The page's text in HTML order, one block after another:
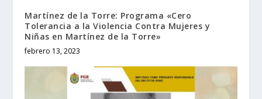
Martínez de la Torre: Programa «Cero
Tolerancia a la Violencia Contra Mujeres y
Niñas en Martínez de la Torre»
febrero 13, 2023